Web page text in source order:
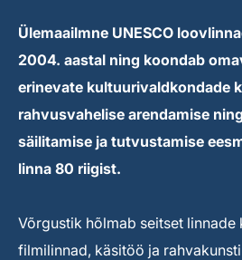
Ülemaailmne UNESCO
2004. aastal ning koondab
erinevate kultuurivaldkondade
rahvusvahelise arendamise
säilitamise ja tutvustamise
linna 80 riigist.
Võrgustik hõlmab seitset linnade
filmilinnad, käsitöö ja